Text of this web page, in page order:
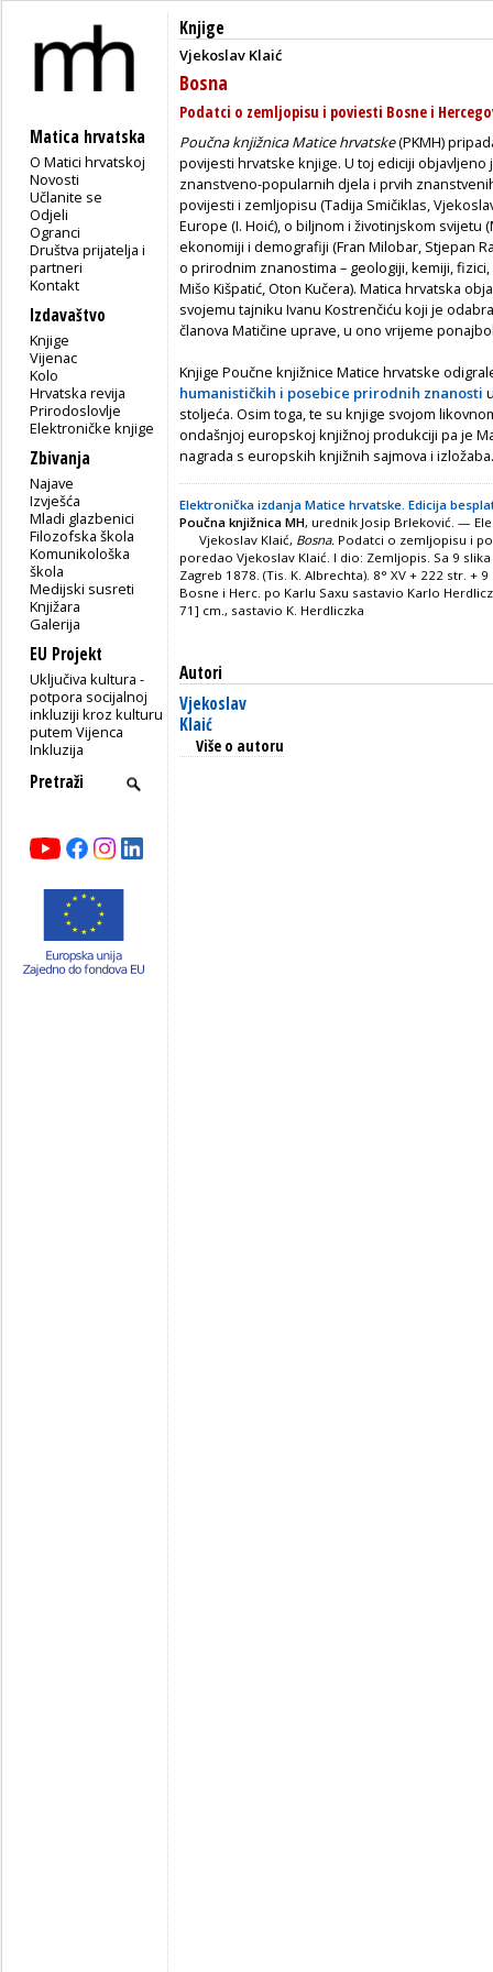
Matica hrvatska
O Matici hrvatskoj
Novosti
Učlanite se
Odjeli
Ogranci
Društva prijatelja i
partneri
Kontakt
Izdavaštvo
Knjige
Vijenac
Kolo
Hrvatska revija
Prirodoslovlje
Elektroničke knjige
Zbivanja
Najave
Izvješća
Mladi glazbenici
Filozofska škola
Komunikološka
škola
Medijski susreti
Knjižara
Galerija
EU Projekt
Uključiva kultura -
potpora socijalnoj
inkluziji kroz kulturu
putem Vijenca
Inkluzija
Knjige
Vjekoslav Klaić
Bosna
Podatci o zemljopisu i poviesti Bosne i
Poučna knjižnica Matice hrvatske(PKMH)
povijesti hrvatske knjige. U toj ediciji objavljeno
znanstveno-popularnih djela i prvih
povijesti i zemljopisu (Tadija Smičiklas,
Europe (I. Hoić), o biljnom i životinjskom svijetu
ekonomiji i demografiji (Fran Milobar, Stjepan
o prirodnim znanostima – geologiji, kemiji,
Mišo Kišpatić, Oton Kučera). Matica hrvatska
svojemu tajniku Ivanu Kostrenčiću koji je
članova Matičine uprave, u ono vrijeme
Knjige Poučne knjižnice Matice hrvatske
humanističkih i posebice prirodnih znanosti
stoljeća. Osim toga, te su knjige svojom
ondašnjoj europskoj knjižnoj produkciji pa je
nagrada s europskih knjižnih sajmova i izložaba.
Elektronička izdanja Matice hrvatske. Edicija
Poučna knjižnica MH, urednik Josip Brleković. —
Vjekoslav Klaić, Bosna. Podatci o zemljopisu i
poredao Vjekoslav Klaić. I dio: Zemljopis. Sa 9
Zagreb 1878. (Tis. K. Albrechta). 8° XV + 222 str. +
Bosne i Herc. po Karlu Saxu sastavio Karlo
71] cm., sastavio K. Herdliczka
Autori
Vjekoslav
Klaić
Više o autoru